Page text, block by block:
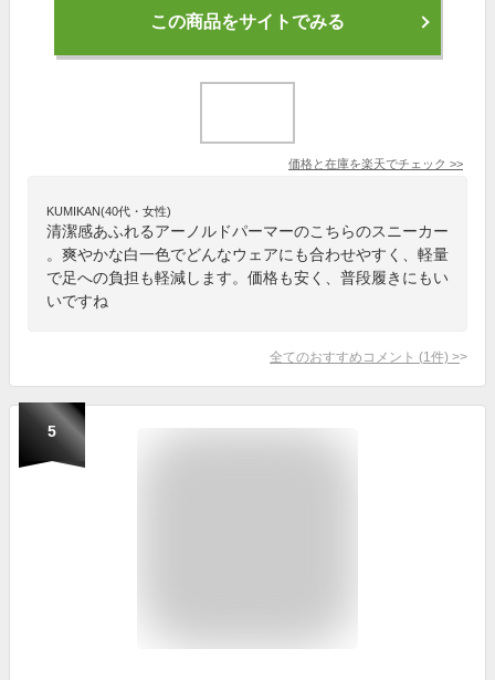
この商品をサイトでみる
価格と在庫を楽天でチェック >>
KUMIKAN(40代・女性)
清潔感あふれるアーノルドパーマーのこちらのスニーカー
。爽やかな白一色でどんなウェアにも合わせやすく、軽量
で足への負担も軽減します。価格も安く、普段履きにもい
いですね
全てのおすすめコメント (1 件) >
5